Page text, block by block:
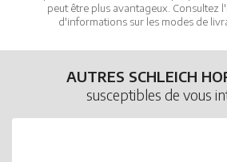
peut être plus avantageux. Consultez
d'informations sur les modes de
AUTRES SCHLEICH
susceptibles de vous